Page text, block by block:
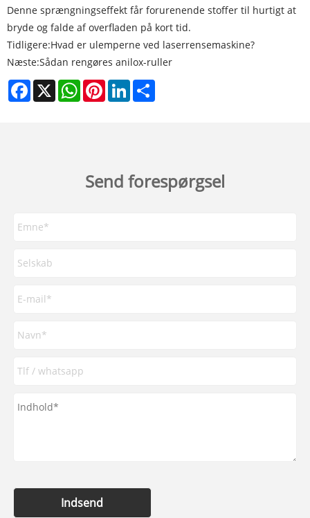
Denne sprængningseffekt får forurenende stoffer til hurtigt at
bryde og falde af overfladen på kort tid.
Tidligere:Hvad er ulemperne ved laserrensemaskine?
Næste:Sådan rengøres anilox-ruller
Facebook
X WhatsAppPinterestLinkedIn
Send forespørgsel
Indsend